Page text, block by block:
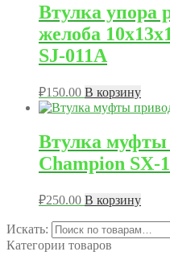
Втулка упора
желоба
SJ-011A
₽150.00 В корзину
Втулка муфты
Champion SX-
₽250.00 В корзину
Искать:
Категории товаров